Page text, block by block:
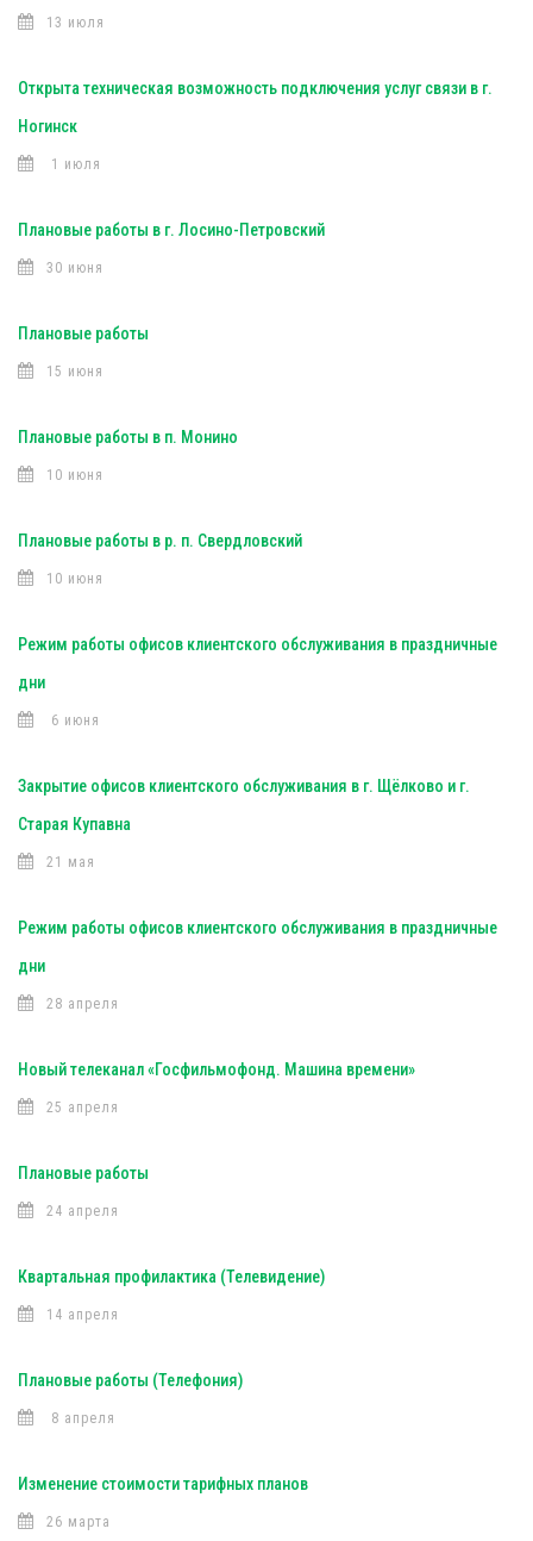
13 июля
Открыта техническая возможность подключения услуг связи в г.
Ногинск
1 июля
Плановые работы в г. Лосино-Петровский
30 июня
Плановые работы
15 июня
Плановые работы в п. Монино
10 июня
Плановые работы в р. п. Свердловский
10 июня
Режим работы офисов клиентского обслуживания в праздничные
дни
6 июня
Закрытие офисов клиентского обслуживания в г. Щёлково и г.
Старая Купавна
21 мая
Режим работы офисов клиентского обслуживания в праздничные
дни
28 апреля
Новый телеканал «Госфильмофонд. Машина времени»
25 апреля
Плановые работы
24 апреля
Квартальная профилактика (Телевидение)
14 апреля
Плановые работы (Телефония)
8 апреля
Изменение стоимости тарифных планов
26 марта